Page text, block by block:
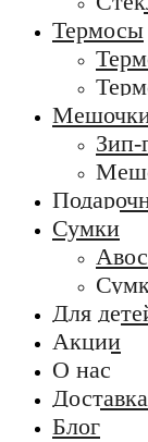
Термосы
Мешочки
Зип-
Сумки
Для
Акции
О нас
Блог